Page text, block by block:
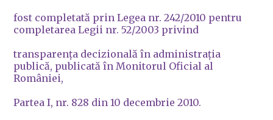
fost completată prin Legea nr. 242/2010 pentru
completarea Legii nr. 52/2003 privind
transparenţa decizională în administraţia
publică, publicată în Monitorul Oficial al
României,
Partea I, nr. 828 din 10 decembrie 2010.